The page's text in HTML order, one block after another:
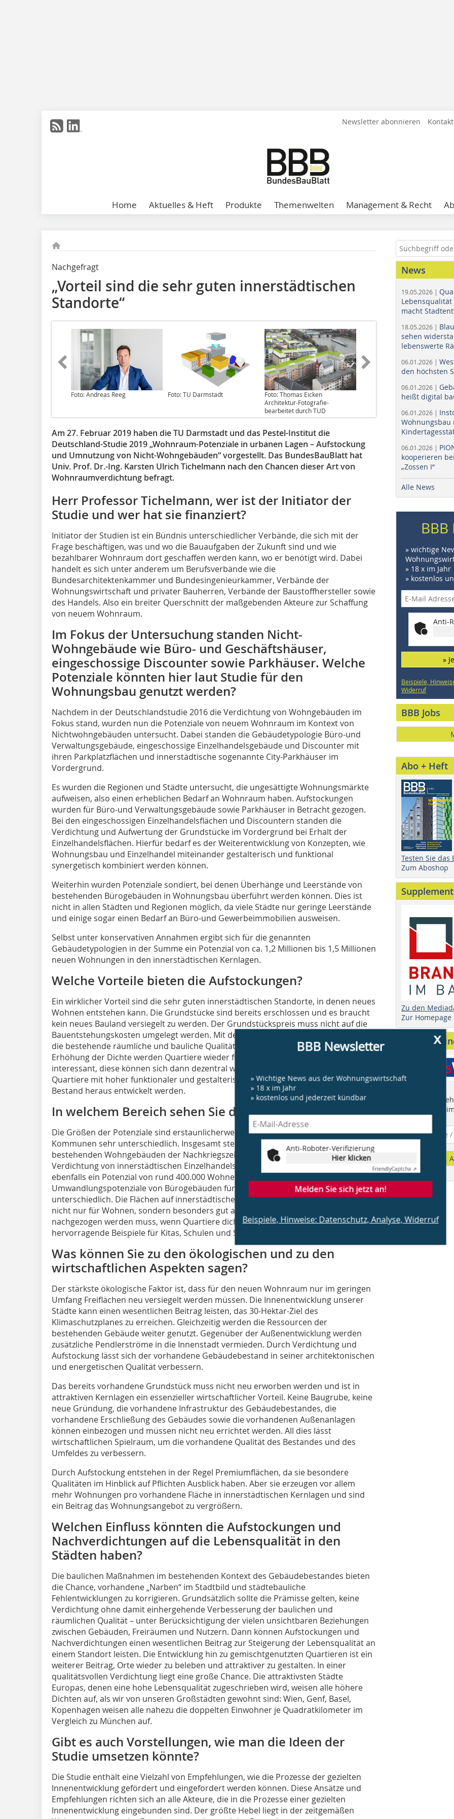
Newsletter abonnieren
Home Aktuelles & Heft Produkte Themenwelten Management & Recht
Nachgefragt
„Vorteil sind die sehr guten innerstädtischen
Standorte“
Foto: Andreas Reeg Foto: TU Darmstadt
Foto: Thomas Eicken
Architektur-Fotografie-
bearbeitet durch TUD
Am 27. Februar 2019 haben die TU Darmstadt und das Pestel-Institut die
Deutschland-Studie 2019 „Wohnraum-Potenziale in urbanen Lagen – Aufstockung
und Umnutzung von Nicht-Wohngebäuden“ vorgestellt. Das BundesBauBlatt hat
Univ. Prof. Dr.-Ing. Karsten Ulrich Tichelmann nach den Chancen dieser Art von
Wohnraumverdichtung befragt.
Herr Professor Tichelmann, wer ist der Initiator der
Studie und wer hat sie finanziert?
Initiator der Studien ist ein Bündnis unterschiedlicher Verbände, die sich mit der
Frage beschäftigen, was und wo die Bauaufgaben der Zukunft sind und wie
bezahlbarer Wohnraum dort geschaffen werden kann, wo er benötigt wird. Dabei
handelt es sich unter anderem um Berufsverbände wie die
Bundesarchitektenkammer und Bundesingenieurkammer, Verbände der
Wohnungswirtschaft und privater Bauherren, Verbände der Baustoffhersteller sowie
des Handels. Also ein breiter Querschnitt der maßgebenden Akteure zur Schaffung
von neuem Wohnraum.
Im Fokus der Untersuchung standen Nicht-
Wohngebäude wie Büro- und Geschäftshäuser,
eingeschossige Discounter sowie Parkhäuser. Welche
Potenziale könnten hier laut Studie für den
Wohnungsbau genutzt werden?
Nachdem in der Deutschlandstudie 2016 die Verdichtung von Wohngebäuden im
Fokus stand, wurden nun die Potenziale von neuem Wohnraum im Kontext von
Nichtwohngebäuden untersucht. Dabei standen die Gebäudetypologie Büro-und
Verwaltungsgebäude, eingeschossige Einzelhandelsgebäude und Discounter mit
ihren Parkplatzflächen und innerstädtische sogenannte City-Parkhäuser im
Vordergrund.
Es wurden die Regionen und Städte untersucht, die ungesättigte Wohnungsmärkte
aufweisen, also einen erheblichen Bedarf an Wohnraum haben. Aufstockungen
wurden für Büro-und Verwaltungsgebäude sowie Parkhäuser in Betracht gezogen.
Bei den eingeschossigen Einzelhandelsflächen und Discountern standen die
Verdichtung und Aufwertung der Grundstücke im Vordergrund bei Erhalt der
Einzelhandelsflächen. Hierfür bedarf es der Weiterentwicklung von Konzepten, wie
Wohnungsbau und Einzelhandel miteinander gestalterisch und funktional
synergetisch kombiniert werden können.
Weiterhin wurden Potenziale sondiert, bei denen Überhänge und Leerstände von
bestehenden Bürogebäuden in Wohnungsbau überführt werden können. Dies ist
nicht in allen Städten und Regionen möglich, da viele Städte nur geringe Leerstände
und einige sogar einen Bedarf an Büro-und Gewerbeimmobilien ausweisen.
Selbst unter konservativen Annahmen ergibt sich für die genannten
Gebäudetypologien in der Summe ein Potenzial von ca. 1,2 Millionen bis 1,5 Millionen
neuen Wohnungen in den innerstädtischen Kernlagen.
Welche Vorteile bieten die Aufstockungen?
Ein wirklicher Vorteil sind die sehr guten innerstädtischen Standorte, in denen neues
Wohnen entstehen kann. Die Grundstücke sind bereits erschlossen und es braucht
kein neues Bauland versiegelt zu werden. Der Grundstückspreis muss nicht auf die
Bauentstehungskosten umgelegt werden. Mit der Verdichtung lässt sich gleichzeitig
die bestehende räumliche und bauliche Qualität des Bestandes verbessern. Mit der
Erhöhung der Dichte werden Quartiere wieder für haushaltsnahe Dienstleistungen
interessant, diese können sich dann dezentral wieder entwickeln. Gemischte
Quartiere mit hoher funktionaler und gestalterischer Qualität können aus dem
Bestand heraus entwickelt werden.
In welchem Bereich sehen Sie die größten Potenziale?
Die Größen der Potenziale sind erstaunlicherweise in Städten, Gemeinden und
Kommunen sehr unterschiedlich. Insgesamt stecken die größten Potenziale auf den
bestehenden Wohngebäuden der Nachkriegszeit. Aber gerade die qualitätsvolle
Verdichtung von innerstädtischen Einzelhandelsketten und Discountern weist
ebenfalls ein Potenzial von rund 400.000 Wohneinheiten auf. Die Verdichtungs- und
Umwandlungspotenziale von Bürogebäuden für Wohnen sind regional sehr
unterschiedlich. Die Flächen auf innerstädtischen Parkhäusern eignen sich allerdings
nicht nur für Wohnen, sondern besonders gut auch für soziale Infrastruktur, die
nachgezogen werden muss, wenn Quartiere dichter werden. So gibt es hier
hervorragende Beispiele für Kitas, Schulen und Sportflächen auf Parkhäusern.
Was können Sie zu den ökologischen und zu den
wirtschaftlichen Aspekten sagen?
Der stärkste ökologische Faktor ist, dass für den neuen Wohnraum nur im geringen
Umfang Freiflächen neu versiegelt werden müssen. Die Innenentwicklung unserer
Städte kann einen wesentlichen Beitrag leisten, das 30-Hektar-Ziel des
Klimaschutzplanes zu erreichen. Gleichzeitig werden die Ressourcen der
bestehenden Gebäude weiter genutzt. Gegenüber der Außenentwicklung werden
zusätzliche Pendlerströme in die Innenstadt vermieden. Durch Verdichtung und
Aufstockung lässt sich der vorhandene Gebäudebestand in seiner architektonischen
und energetischen Qualität verbessern.
Das bereits vorhandene Grundstück muss nicht neu erworben werden und ist in
attraktiven Kernlagen ein essenzieller wirtschaftlicher Vorteil. Keine Baugrube, keine
neue Gründung, die vorhandene Infrastruktur des Gebäudebestandes, die
vorhandene Erschließung des Gebäudes sowie die vorhandenen Außenanlagen
können einbezogen und müssen nicht neu errichtet werden. All dies lässt
wirtschaftlichen Spielraum, um die vorhandene Qualität des Bestandes und des
Umfeldes zu verbessern.
Durch Aufstockung entstehen in der Regel Premiumflächen, da sie besondere
Qualitäten im Hinblick auf Pflichten Ausblick haben. Aber sie erzeugen vor allem
mehr Wohnungen pro vorhandene Fläche in innerstädtischen Kernlagen und sind
ein Beitrag das Wohnungsangebot zu vergrößern.
Welchen Einfluss könnten die Aufstockungen und
Nachverdichtungen auf die Lebensqualität in den
Städten haben?
Die baulichen Maßnahmen im bestehenden Kontext des Gebäudebestandes bieten
die Chance, vorhandene „Narben“ im Stadtbild und städtebauliche
Fehlentwicklungen zu korrigieren. Grundsätzlich sollte die Prämisse gelten, keine
Verdichtung ohne damit einhergehende Verbesserung der baulichen und
räumlichen Qualität – unter Berücksichtigung der vielen unsichtbaren Beziehungen
zwischen Gebäuden, Freiräumen und Nutzern. Dann können Aufstockungen und
Nachverdichtungen einen wesentlichen Beitrag zur Steigerung der Lebensqualität an
einem Standort leisten. Die Entwicklung hin zu gemischtgenutzten Quartieren ist ein
weiterer Beitrag, Orte wieder zu beleben und attraktiver zu gestalten. In einer
qualitätsvollen Verdichtung liegt eine große Chance. Die attraktivsten Städte
Europas, denen eine hohe Lebensqualität zugeschrieben wird, weisen alle höhere
Dichten auf, als wir von unseren Großstädten gewohnt sind: Wien, Genf, Basel,
Kopenhagen weisen alle nahezu die doppelten Einwohner je Quadratkilometer im
Vergleich zu München auf.
Gibt es auch Vorstellungen, wie man die Ideen der
Studie umsetzen könnte?
Die Studie enthält eine Vielzahl von Empfehlungen, wie die Prozesse der gezielten
Innenentwicklung gefördert und eingefordert werden können. Diese Ansätze und
Empfehlungen richten sich an alle Akteure, die in die Prozesse einer gezielten
Innenentwicklung eingebunden sind. Der größte Hebel liegt in der zeitgemäßen
x
BBB Newsletter
» Wichtige News aus der Wohnungswirtschaft
» 18 x im Jahr
» kostenlos und jederzeit kündbar
Anti-Roboter-Verifizierung
Hier klicken
FriendlyCaptcha ⇗
Melden Sie sich jetzt an!
Beispiele, Hinweise: Datenschutz, Analyse, Widerruf
News
19.05.2026 |
macht
18.05.2026 |
sehen
lebenswerte
06.01.2026 |
den höchsten
06.01.2026 |
heißt digital
06.01.2026 |
Wohnungsbau
06.01.2026 |
kooperieren
„Zossen I“
Alle News
» wichtige
» 18 x im Jahr
» kostenlos
Anti-
»
Beispiele,
Widerruf
BBB Jobs
Abo + Heft
Testen Sie das
Zum Aboshop
Supplement
Zu den
Zur Homepage
Anbieter
Finden Sie
"Who is Who